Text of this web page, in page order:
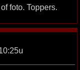
foto. Toppers.